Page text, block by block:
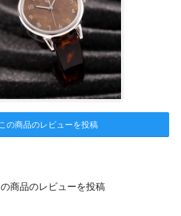
の商品のレビューを投稿
の商品のレビューを投稿